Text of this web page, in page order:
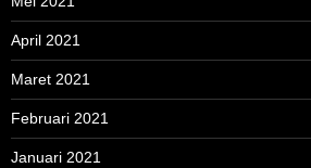
April 2021
Maret 2021
Februari 2021
Januari 2021